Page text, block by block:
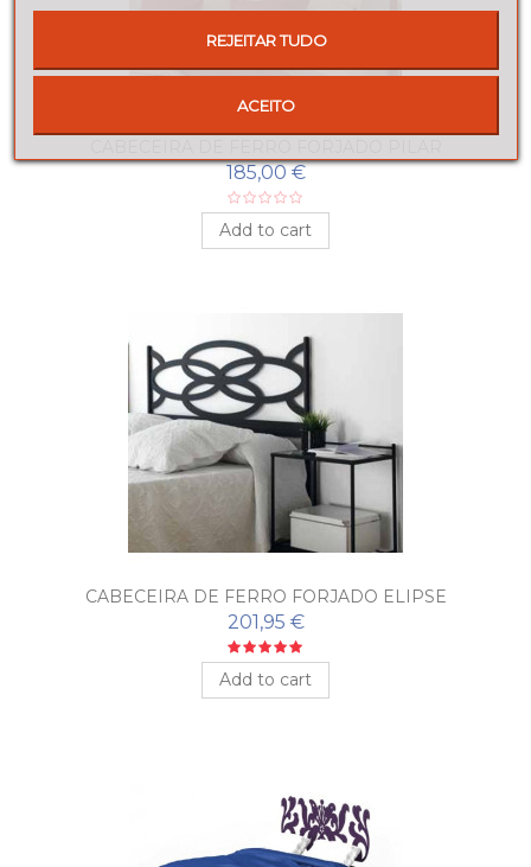
185,00 €
Add to cart
CABECEIRA DE FERRO FORJADO ELIPSE
201,95 €
Add to cart
REJEITAR TUDO
ACEITO